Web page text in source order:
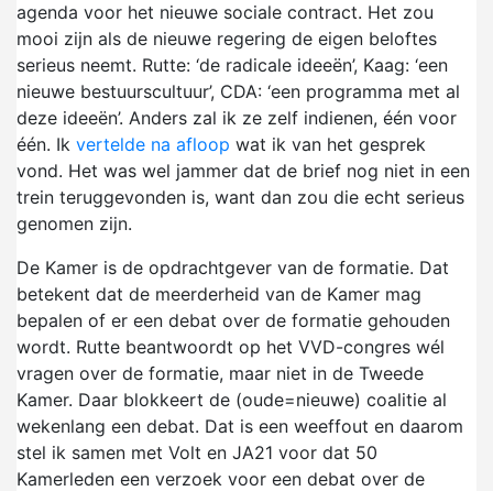
agenda voor het nieuwe sociale contract. Het zou
mooi zijn als de nieuwe regering de eigen beloftes
serieus neemt. Rutte: ‘de radicale ideeën’, Kaag: ‘een
nieuwe bestuurscultuur’, CDA: ‘een programma met al
deze ideeën’. Anders zal ik ze zelf indienen, één voor
één. Ik vertelde na afloop wat ik van het gesprek
vond. Het was wel jammer dat de brief nog niet in een
trein teruggevonden is, want dan zou die echt serieus
genomen zijn.
De Kamer is de opdrachtgever van de formatie. Dat
betekent dat de meerderheid van de Kamer mag
bepalen of er een debat over de formatie gehouden
wordt. Rutte beantwoordt op het VVD-congres wél
vragen over de formatie, maar niet in de Tweede
Kamer. Daar blokkeert de (oude=nieuwe) coalitie al
wekenlang een debat. Dat is een weeffout en daarom
stel ik samen met Volt en JA21 voor dat 50
Kamerleden een verzoek voor een debat over de